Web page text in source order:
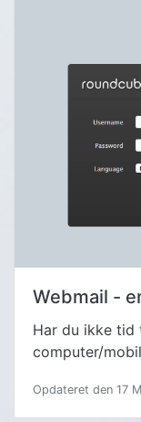
Webmail -
Har du ikke tid
computer/
Opdateret den 17